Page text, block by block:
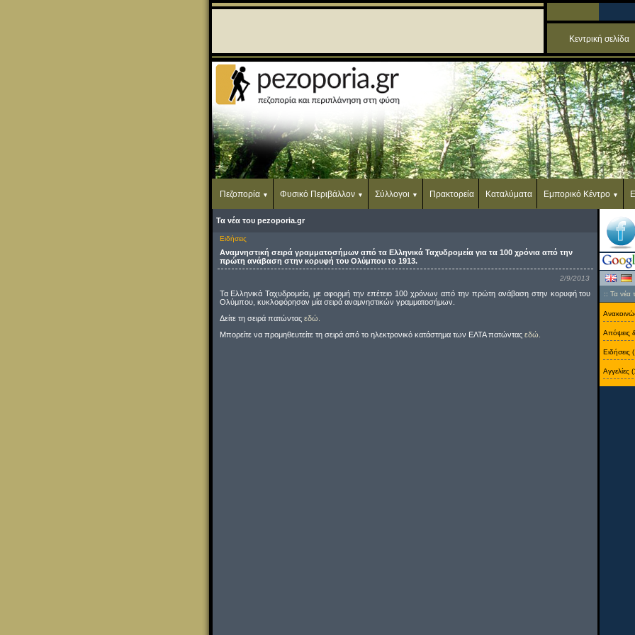
Κεντρική σελίδα
Πεζοπορία Φυσικό Περιβάλλον Σύλλογοι Πρακτορεία Καταλύματα Εμπορικό Κέντρο
Τα νέα του pezoporia.gr
Ειδήσεις
Αναμνηστική σειρά γραμματοσήμων από τα Ελληνικά Ταχυδρομεία για τα 100 χρόνια από την
πρώτη ανάβαση στην κορυφή του Ολύμπου το 1913.
2/9/2013
Τα Ελληνικά Ταχυδρομεία, με αφορμή την επέτειο 100 χρόνων από την πρώτη ανάβαση στην κορυφή του
Ολύμπου, κυκλοφόρησαν μία σειρά αναμνηστικών γραμματοσήμων.
Δείτε τη σειρά πατώντας εδώ.
Μπορείτε να προμηθευτείτε τη σειρά από το ηλεκτρονικό κατάστημα των ΕΛΤΑ πατώντας εδώ.
:: Τα νέα
Απόψεις
Ειδήσεις
Αγγελίες